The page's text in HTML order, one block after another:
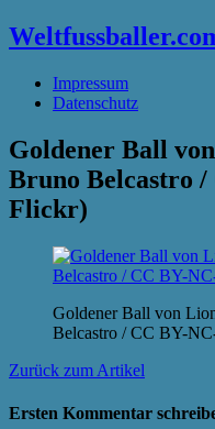
Impressum
Datenschutz
Goldener Ball
Bruno Belcastro /
Flickr)
Goldener Ball von
Belcastro / CC BY-
Zurück zum Artikel
Ersten Kommentar